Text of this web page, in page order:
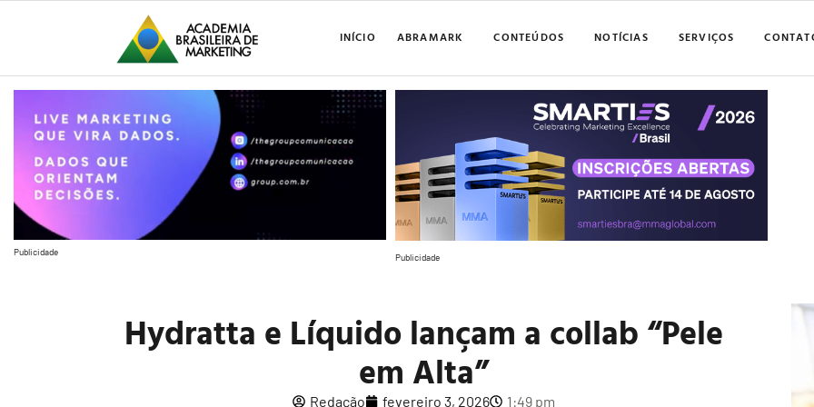
INÍCIO ABRAMARK CONTEÚDOS NOTÍCIAS SERVIÇOS
Publicidade Publicidade
Hydratta e Líquido lançam a collab “Pele
em Alta”
Redação fevereiro 3, 2026 1:49 pm